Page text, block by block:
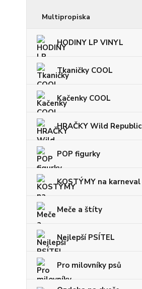
Multipropiska
HODINY LP VINYL
Tkaničky COOL
Kačenky COOL
HRAČKY Wild Republic
POP figurky
KOSTÝMY na karneval
Meče a štíty
Nejlepší PSÍTEL
Pro milovníky psů